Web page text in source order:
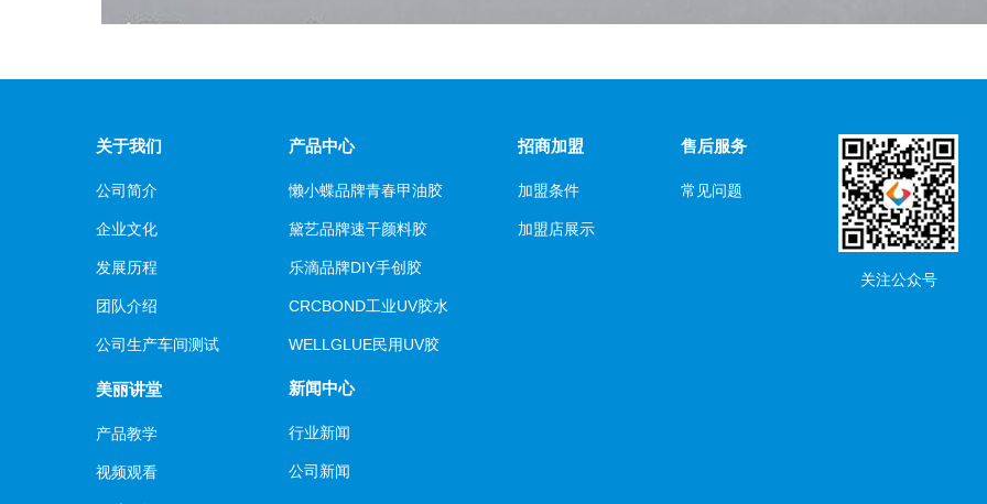
关于我们
公司简介
企业文化
发展历程
团队介绍
公司生产车间测试
美丽讲堂
产品教学
视频观看
产品中心
懒小蝶品牌青春甲油胶
黛艺品牌速干颜料胶
乐滴品牌DIY手创胶
CRCBOND工业UV胶水
WELLGLUE民用UV胶
新闻中心
行业新闻
公司新闻
招商加盟
加盟条件
加盟店展示
售后服务
常见问题
关注公众号